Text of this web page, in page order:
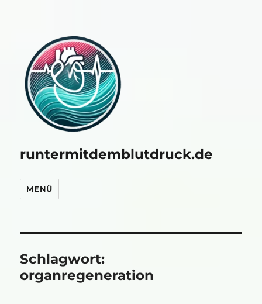
runtermitdemblutdruck.de
MENÜ
Schlagwort:
organregeneration